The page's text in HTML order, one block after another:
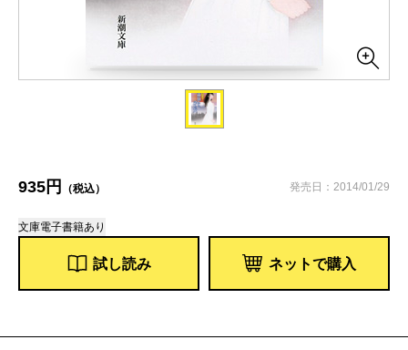
935円 （税込） 発売日：2014/01/29
文庫電子書籍あり
試し読み ネットで購入